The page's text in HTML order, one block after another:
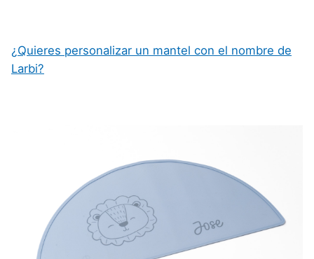
¿Quieres personalizar un mantel con el nombre de
Larbi?